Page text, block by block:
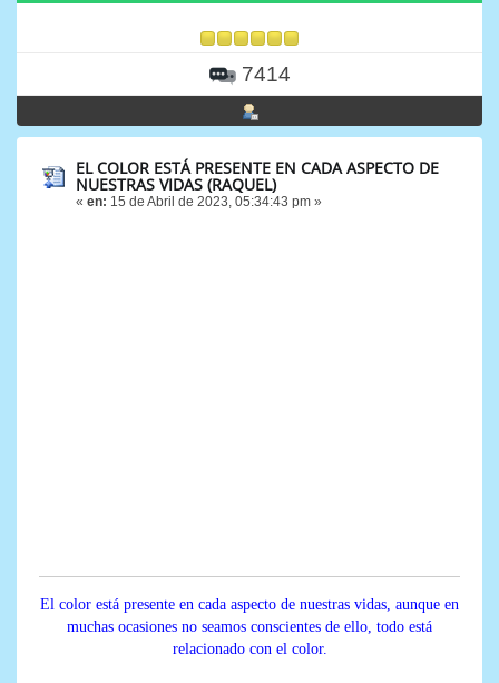
7414
EL COLOR ESTÁ PRESENTE EN CADA ASPECTO DE
NUESTRAS VIDAS (RAQUEL)
« en: 15 de Abril de 2023, 05:34:43 pm »
El color está presente en cada aspecto de nuestras vidas, aunque en
muchas ocasiones no seamos conscientes de ello, todo está
relacionado con el color.